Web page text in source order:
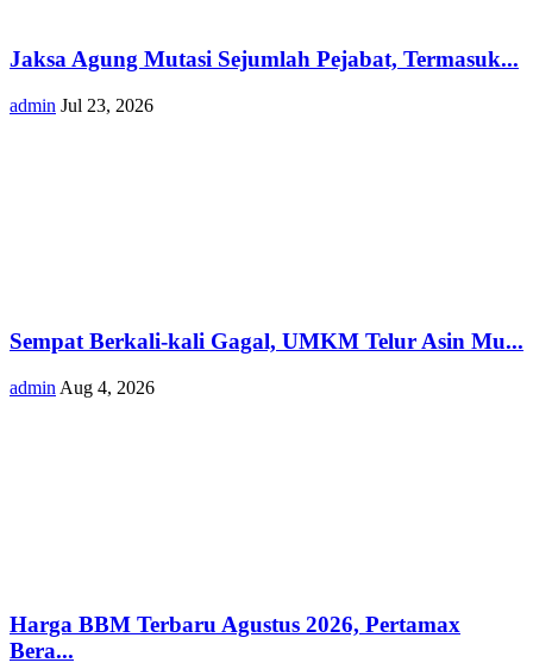
Jaksa Agung Mutasi Sejumlah Pejabat, Termasuk...
admin Jul 23, 2026
Sempat Berkali-kali Gagal, UMKM Telur Asin Mu...
admin Aug 4, 2026
Harga BBM Terbaru Agustus 2026, Pertamax
Bera...